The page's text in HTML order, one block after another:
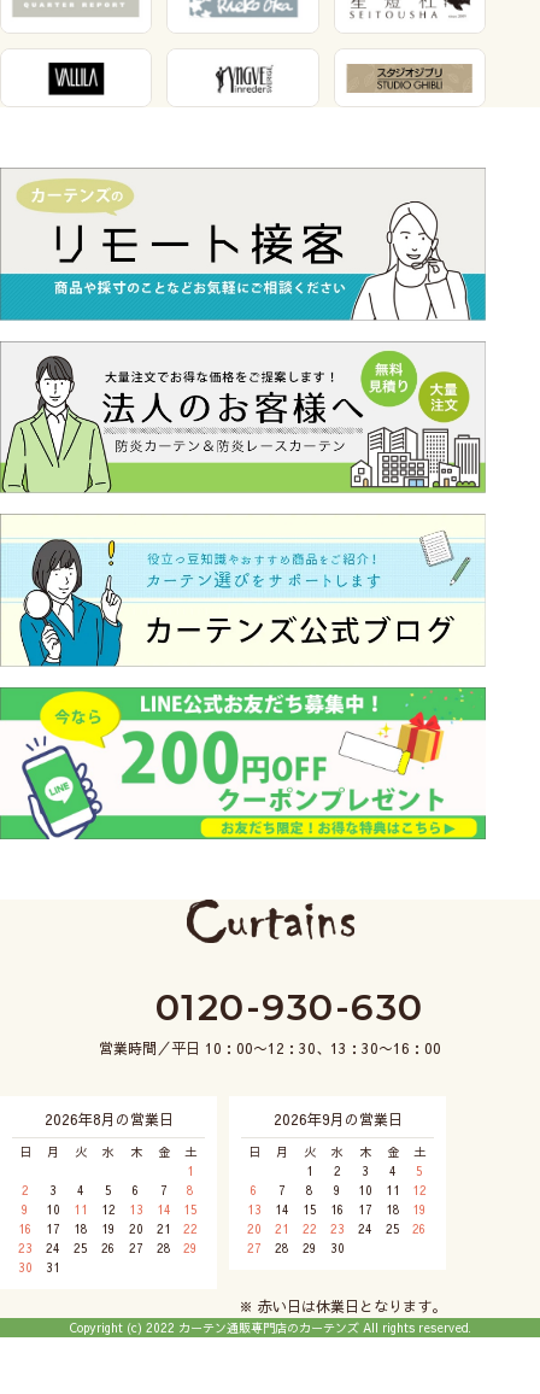
0120-930-630
営業時間／平日 10：00〜12：30、13：30〜16：00
2026年8月の営業日
日 月 火 水 木 金
土
1
2
3 4 5 6 7
8
9
10 11 12 13 14
15
16
17 18 19 20 21
22
23
24 25 26 27 28
29
30
31
2026年9月の営業日
日 月 火 水 木 金
土
1
2 3 4
5
6
7 8 9 10 11
12
13
14 15 16 17 18
19
20
21 22 23 24 25
26
27
28 29 30
※ 赤い日は休業日となります。
Copyright (c) 2022 カーテン通販専門店のカーテンズ All rights reserved.